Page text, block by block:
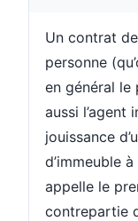
Un contrat
personne
en général le
aussi l’agent
jouissance
d’immeuble
appelle le
contrepartie